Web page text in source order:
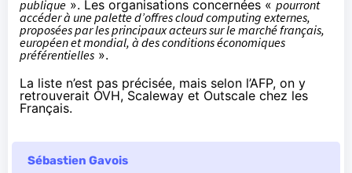
publique ». Les organisations concernées « pourront
accéder à une palette d’offres cloud computing externes,
proposées par les principaux acteurs sur le marché français,
européen et mondial, à des conditions économiques
préférentielles ».
La liste n’est pas précisée, mais selon l’AFP, on y
retrouverait OVH, Scaleway et Outscale chez les
Français.
Sébastien Gavois